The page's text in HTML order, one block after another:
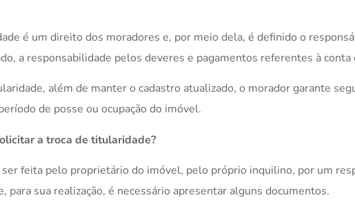
é um direito dos moradores e, por meio dela, é definido o
a responsabilidade pelos deveres e pagamentos referentes à
além de manter o cadastro atualizado, o morador garante
de posse ou ocupação do imóvel.
a troca de titularidade?
feita pelo proprietário do imóvel, pelo próprio inquilino, por um
para sua realização, é necessário apresentar alguns documentos.